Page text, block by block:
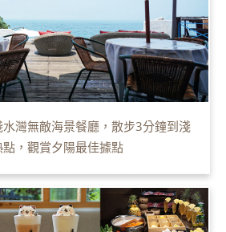
水灣無敵海景餐廳，散步3分鐘到淺
，觀賞夕陽最佳據點